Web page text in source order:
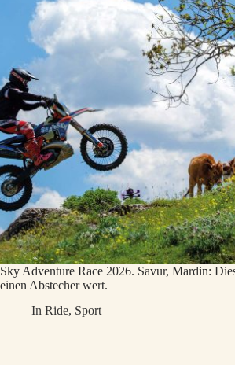
Sky Adventure Race 2026. Savur, Mardin:
einen Abstecher wert.
In Ride, Sport